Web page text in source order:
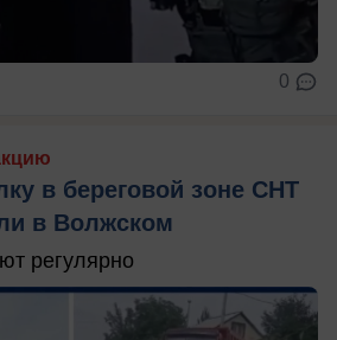
0
в береговой зоне СНТ
в Волжском
регулярно